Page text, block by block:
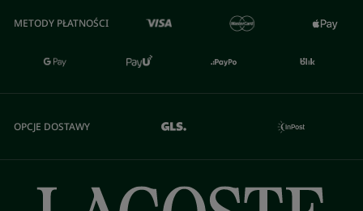
METODY PŁATNOŚCI
OPCJE DOSTAWY